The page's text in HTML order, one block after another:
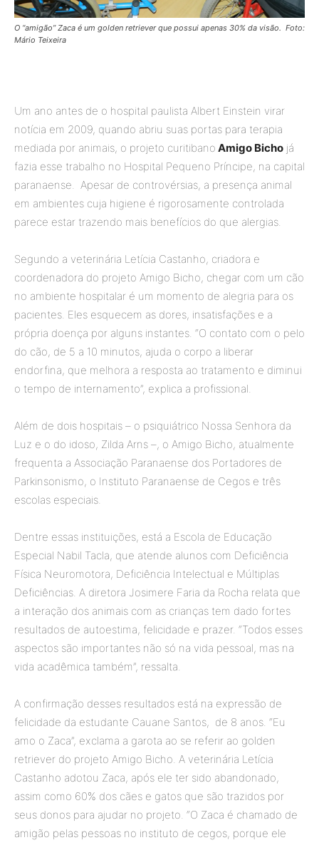
O “amigão” Zaca é um golden retriever que possui apenas 30% da visão. Foto:
Mário Teixeira
Um ano antes de o hospital paulista Albert Einstein virar
notícia em 2009, quando abriu suas portas para terapia
mediada por animais, o projeto curitibano Amigo Bicho já
fazia esse trabalho no Hospital Pequeno Príncipe, na capital
paranaense. Apesar de controvérsias, a presença animal
em ambientes cuja higiene é rigorosamente controlada
parece estar trazendo mais benefícios do que alergias.
Segundo a veterinária Letícia Castanho, criadora e
coordenadora do projeto Amigo Bicho, chegar com um cão
no ambiente hospitalar é um momento de alegria para os
pacientes. Eles esquecem as dores, insatisfações e a
própria doença por alguns instantes. “O contato com o pelo
do cão, de 5 a 10 minutos, ajuda o corpo a liberar
endorfina, que melhora a resposta ao tratamento e diminui
o tempo de internamento”, explica a profissional.
Além de dois hospitais – o psiquiátrico Nossa Senhora da
Luz e o do idoso, Zilda Arns –, o Amigo Bicho, atualmente
frequenta a Associação Paranaense dos Portadores de
Parkinsonismo, o Instituto Paranaense de Cegos e três
escolas especiais.
Dentre essas instituições, está a Escola de Educação
Especial Nabil Tacla, que atende alunos com Deficiência
Física Neuromotora, Deficiência Intelectual e Múltiplas
Deficiências. A diretora Josimere Faria da Rocha relata que
a interação dos animais com as crianças tem dado fortes
resultados de autoestima, felicidade e prazer. “Todos esses
aspectos são importantes não só na vida pessoal, mas na
vida acadêmica também”, ressalta.
A confirmação desses resultados está na expressão de
felicidade da estudante Cauane Santos, de 8 anos. “Eu
amo o Zaca”, exclama a garota ao se referir ao golden
retriever do projeto Amigo Bicho. A veterinária Letícia
Castanho adotou Zaca, após ele ter sido abandonado,
assim como 60% dos cães e gatos que são trazidos por
seus donos para ajudar no projeto. “O Zaca é chamado de
amigão pelas pessoas no instituto de cegos, porque ele